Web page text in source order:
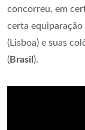
concorreu, em
certa
(Lisboa) e suas
(Brasil).